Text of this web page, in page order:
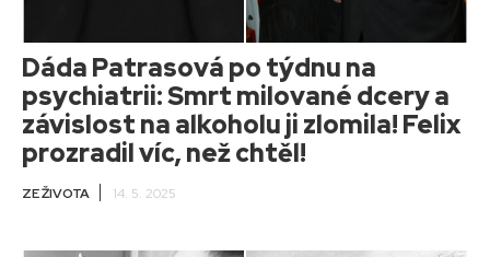
Dáda Patrasová po týdnu na
psychiatrii: Smrt milované dcery a
závislost na alkoholu ji zlomila! Felix
prozradil víc, než chtěl!
ZE ŽIVOTA 14. 5. 2025